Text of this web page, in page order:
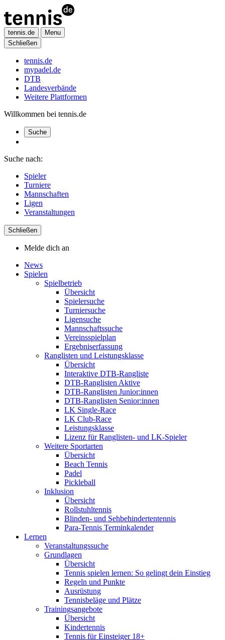
tennis.de
Menu
Schließen
tennis.de
mypadel.de
DTB
Landesverbände
Weitere Plattformen
Willkommen bei tennis.de
Suche
Suche nach:
Spieler
Turniere
Mannschaften
Ligen
Veranstaltungen
Schließen
Melde dich an
News
Spielen
Spielbetrieb
Übersicht
Spielersuche
Turniersuche
Ligensuche
Mannschaftssuche
Vereinsspielplan
Ergebniserfassung
Ranglisten und Leistungsklasse
Übersicht
Interaktive DTB-Rangliste
DTB-Ranglisten Aktive
DTB-Ranglisten Junior:innen
DTB-Ranglisten Senior:innen
LK Single-Race
LK Club-Race
Leistungsklasse
Lizenz für Ranglisten- und LK-Spieler
Weitere Sportarten
Übersicht
Beach Tennis
Padel
Pickleball
Inklusion
Übersicht
Rollstuhltennis
Blinden- und Sehbehindertentennis
Para-Tennis Terminkalender
Lernen
Veranstaltungssuche
Grundlagen
Übersicht
Tennis spielen lernen: So gelingt dein Einstieg
Regeln und Punkte
Ausrüstung
Tennisbeläge und Plätze
Trainingsangebote
Übersicht
Kindertennis
Tennis für Einsteiger 18+